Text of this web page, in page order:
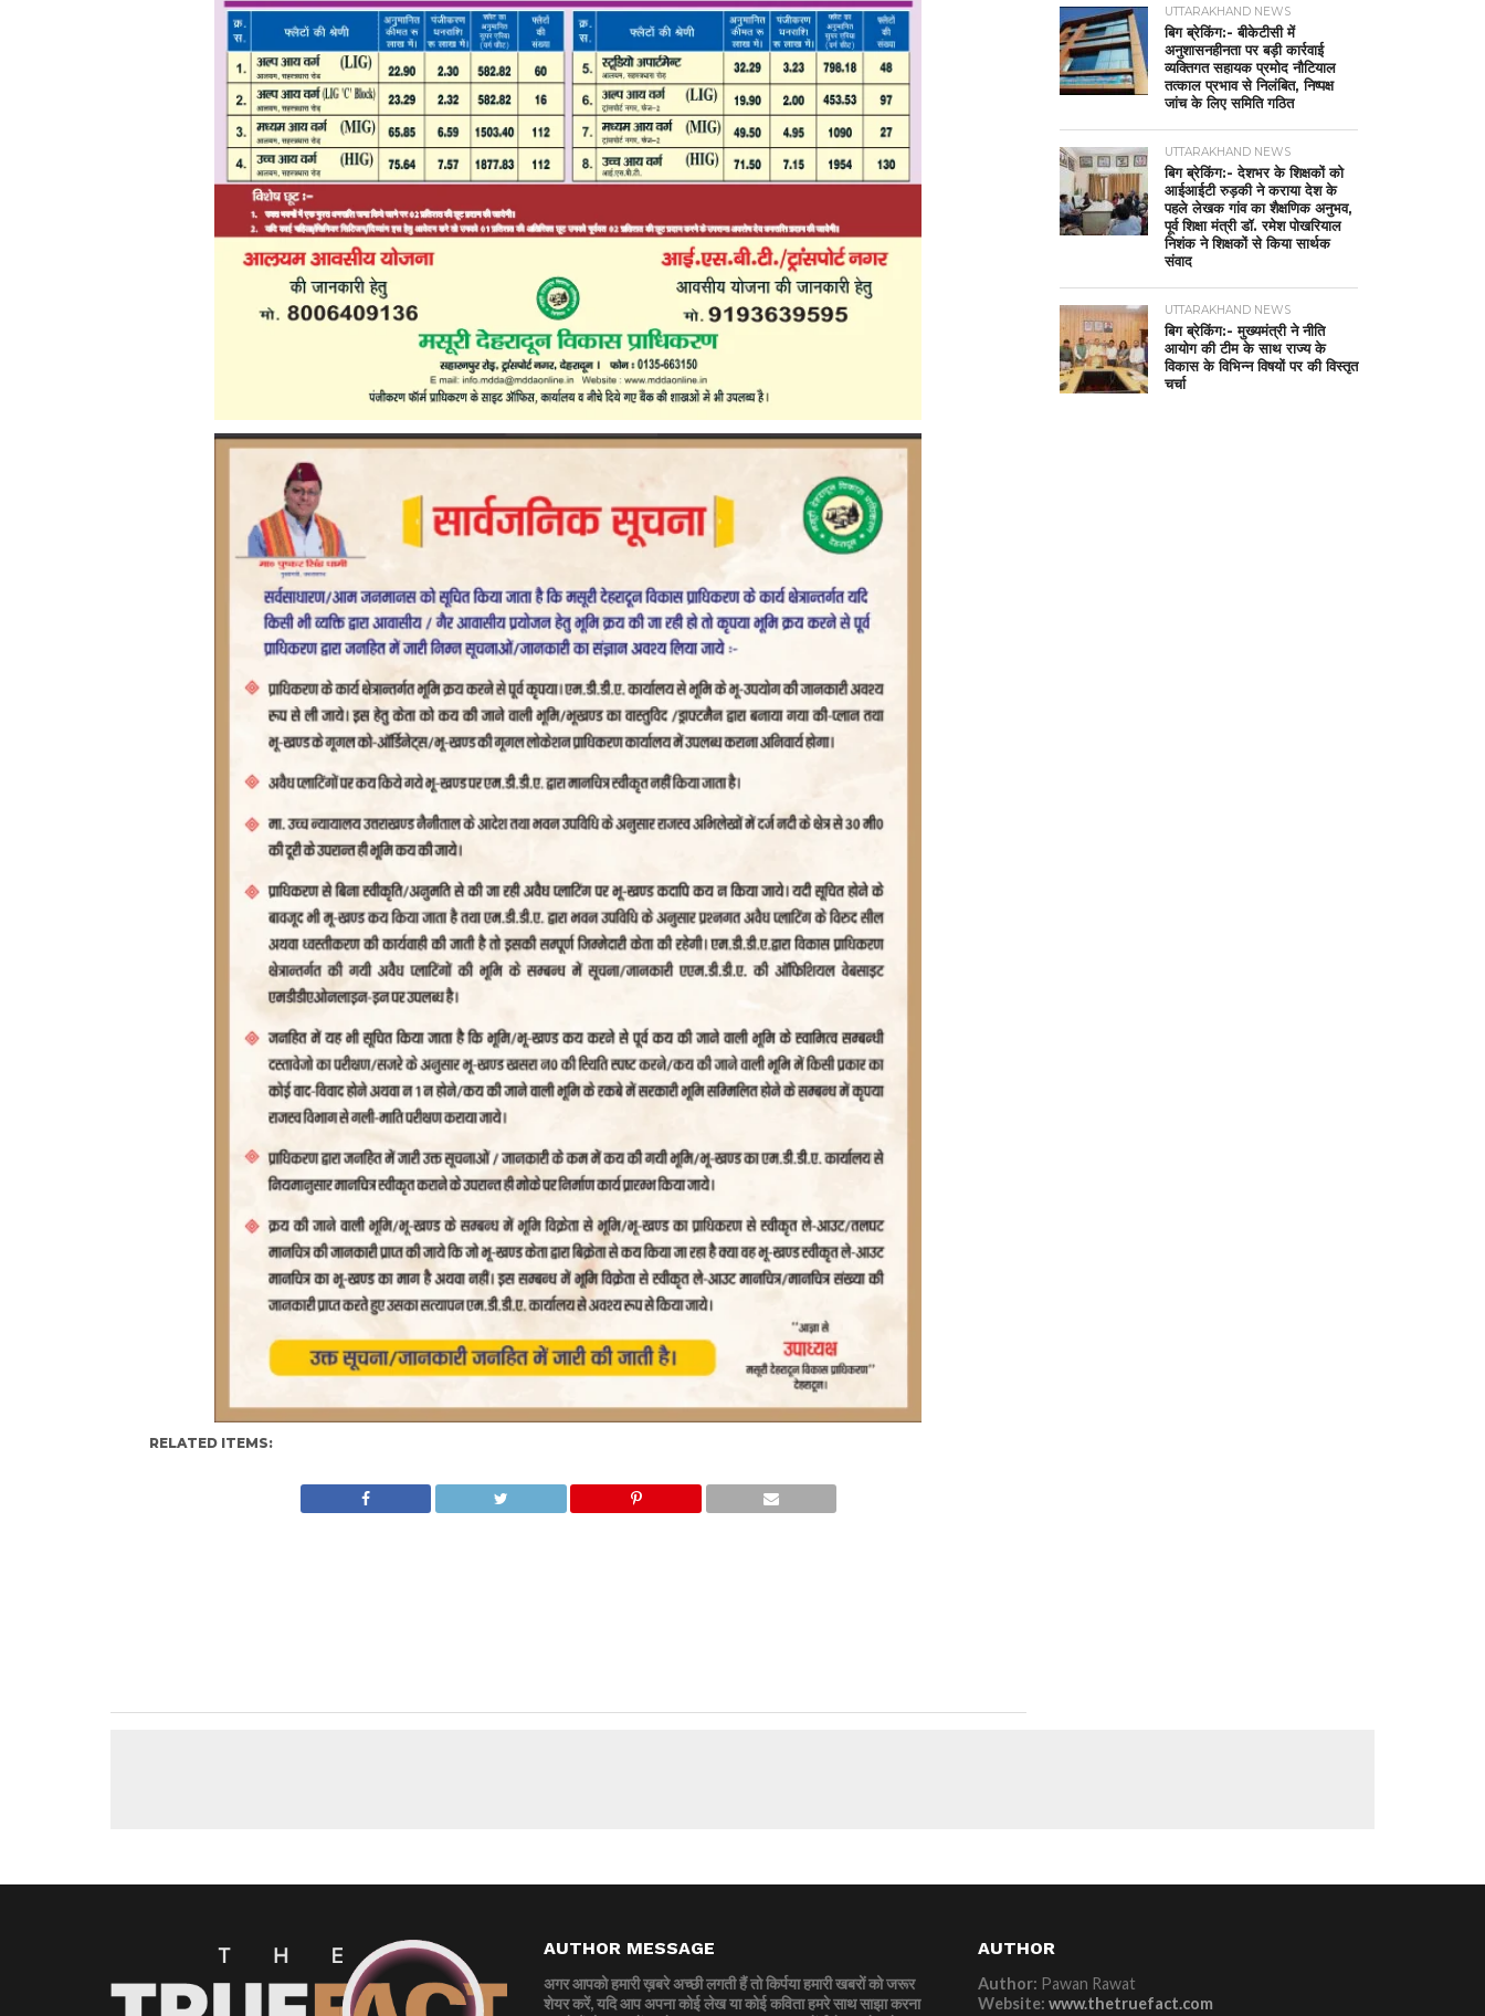
RELATED ITEMS:
UTTARAKHAND NEWS
बिग ब्रेकिंग:- बीकेटीसी में
अनुशासनहीनता पर बड़ी कार्रवाई
व्यक्तिगत सहायक प्रमोद नौटियाल
तत्काल प्रभाव से निलंबित, निष्पक्ष
जांच के लिए समिति गठित
UTTARAKHAND NEWS
बिग ब्रेकिंग:- देशभर के शिक्षकों को
आईआईटी रुड़की ने कराया देश के
पहले लेखक गांव का शैक्षणिक अनुभव,
पूर्व शिक्षा मंत्री डॉ. रमेश पोखरियाल
निशंक ने शिक्षकों से किया सार्थक
संवाद
UTTARAKHAND NEWS
बिग ब्रेकिंग:- मुख्यमंत्री ने नीति
आयोग की टीम के साथ राज्य के
विकास के विभिन्न विषयों पर की विस्तृत
चर्चा
AUTHOR MESSAGE
अगर आपको हमारी ख़बरे अच्छी लगती हैं तो किर्पया हमारी खबरों को जरूर
शेयर करें, यदि आप अपना कोई लेख या कोई कविता हमरे साथ साझा करना
AUTHOR
Author: Pawan Rawat
Website: www.thetruefact.com